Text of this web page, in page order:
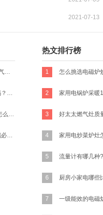
2021-07-13
空气炸锅调时间的按钮坏了怎么办?空气炸锅的时间转扭不归零咋办？
冻鸡排怎么用空气炸锅炸？需要刷油吗？怎么做才好吃有味道？买新鲜的鸡胸肉的话怎么做？
松下微波炉要解锁方法有哪些？ 具体怎么操作？
空气炸锅用锡纸还是锡箔纸？空气炸锅必须要放锡纸吗?
热文排行榜
1
2 家用电锅炉采暖
3
4
5 流量计有哪几种
6
7